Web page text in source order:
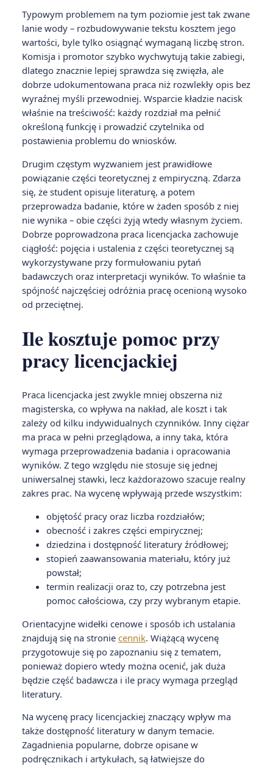
Typowym problemem na tym poziomie jest tak zwane
lanie wody – rozbudowywanie tekstu kosztem jego
wartości, byle tylko osiągnąć wymaganą liczbę stron.
Komisja i promotor szybko wychwytują takie zabiegi,
dlatego znacznie lepiej sprawdza się zwięzła, ale
dobrze udokumentowana praca niż rozwlekły opis bez
wyraźnej myśli przewodniej. Wsparcie kładzie nacisk
właśnie na treściwość: każdy rozdział ma pełnić
określoną funkcję i prowadzić czytelnika od
postawienia problemu do wniosków.
Drugim częstym wyzwaniem jest prawidłowe
powiązanie części teoretycznej z empiryczną. Zdarza
się, że student opisuje literaturę, a potem
przeprowadza badanie, które w żaden sposób z niej
nie wynika – obie części żyją wtedy własnym życiem.
Dobrze poprowadzona praca licencjacka zachowuje
ciągłość: pojęcia i ustalenia z części teoretycznej są
wykorzystywane przy formułowaniu pytań
badawczych oraz interpretacji wyników. To właśnie ta
spójność najczęściej odróżnia pracę ocenioną wysoko
od przeciętnej.
Ile kosztuje pomoc przy
pracy licencjackiej
Praca licencjacka jest zwykle mniej obszerna niż
magisterska, co wpływa na nakład, ale koszt i tak
zależy od kilku indywidualnych czynników. Inny ciężar
ma praca w pełni przeglądowa, a inny taka, która
wymaga przeprowadzenia badania i opracowania
wyników. Z tego względu nie stosuje się jednej
uniwersalnej stawki, lecz każdorazowo szacuje realny
zakres prac. Na wycenę wpływają przede wszystkim:
objętość pracy oraz liczba rozdziałów;
obecność i zakres części empirycznej;
dziedzina i dostępność literatury źródłowej;
stopień zaawansowania materiału, który już
powstał;
termin realizacji oraz to, czy potrzebna jest
pomoc całościowa, czy przy wybranym etapie.
Orientacyjne widełki cenowe i sposób ich ustalania
znajdują się na stronie cennik. Wiążącą wycenę
przygotowuje się po zapoznaniu się z tematem,
ponieważ dopiero wtedy można ocenić, jak duża
będzie część badawcza i ile pracy wymaga przegląd
literatury.
Na wycenę pracy licencjackiej znaczący wpływ ma
także dostępność literatury w danym temacie.
Zagadnienia popularne, dobrze opisane w
podręcznikach i artykułach, są łatwiejsze do